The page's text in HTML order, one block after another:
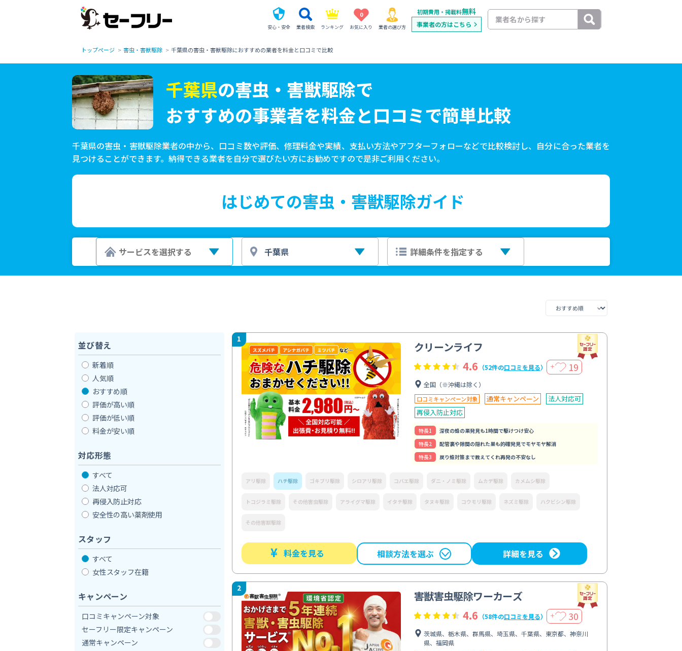
安心・安全 業者検索 ランキング
0
お気に入り 業者の選び方
初期費用・掲載料無料
事業者の方はこちら
トップページ 害虫・害獣駆除 千葉県の害虫・害獣駆除におすすめの業者を料金と口コミで比較
千葉県の害虫・害獣駆除で
おすすめの事業者を料金と口コミで簡単比較
千葉県の害虫・害獣駆除業者の中から、口コミ数や評価、修理料金や実績、支払い方法やアフターフォローなどで比較検討し、自分に合った業者を
見つけることができます。納得できる業者を自分で選びたい方にお勧めですので是非ご利用ください。
はじめての害虫・害獣駆除ガイド
並び替え
新着順
人気順
おすすめ順
評価が高い順
評価が低い順
料金が安い順
対応形態
すべて
法人対応可
再侵入防止対応
安全性の高い薬剤使用
スタッフ
すべて
女性スタッフ在籍
キャンペーン
口コミキャンペーン対象
セーフリー限定キャンペーン
通常キャンペーン
1
クリーンライフ
4.6 （52件の口コミを見る） ＋ 19
全国（※沖縄は除く）
口コミキャンペーン対象 通常キャンペーン
法人対応可
再侵入防止対応
特⻑1
深夜の蜂の巣発見も1時間で駆けつけ安心
特⻑2
配管裏や隙間の隠れた巣も的確発見でモヤモヤ解消
特⻑3
戻り蜂対策まで教えてくれ再発の不安なし
アリ駆除 ハチ駆除 ゴキブリ駆除 シロアリ駆除 コバエ駆除 ダニ・ノミ駆除 ムカデ駆除 カメムシ駆除
トコジラミ駆除 その他害虫駆除 アライグマ駆除 イタチ駆除 タヌキ駆除 コウモリ駆除 ネズミ駆除 ハクビシン駆除
その他害獣駆除
¥ 料金を見る 相談方法を選ぶ 詳細を見る
2
害獣害虫駆除ワーカーズ
4.6 （58件の口コミを見る） ＋ 30
茨城県、栃木県、群馬県、埼玉県、千葉県、東京都、神奈川
県、福岡県